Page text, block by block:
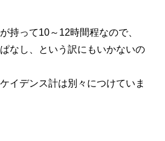
持って10～12時間程なので、
なし、という訳にもいかないの
イデンス計は別々につけていま